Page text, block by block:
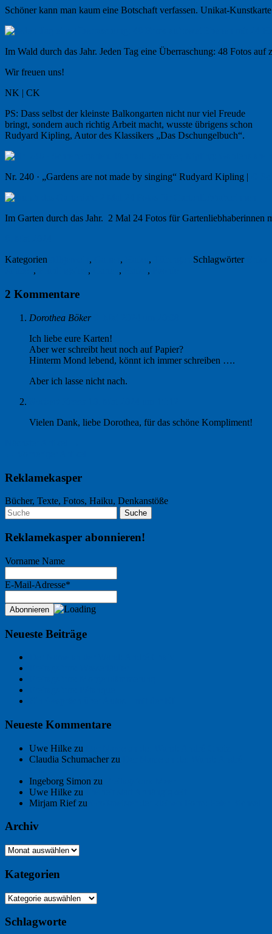
Schöner kann man kaum eine Botschaft verfassen. Unikat-Kunstkarte
Im Wald durch das Jahr. Jeden Tag eine Überraschung: 48 Fotos
Wir freuen uns!
NK | CK
PS: Dass selbst der kleinste Balkongarten nicht nur viel Freude
bringt, sondern auch richtig Arbeit macht, wusste übrigens schon
Rudyard Kipling, Autor des Klassikers „Das Dschungelbuch“.
Nr. 240 · „Gardens are not made by singing“ Rudyard Kipling |
Im Garten durch das Jahr. 2 Mal 24 Fotos für Gartenliebhaberinnen
Kategorien
, , , Schlagwörter
, , , ,
2 Kommentare
Dorothea Böker
Ich liebe eure Karten!
Aber wer schreibt heut noch auf Papier?
Hinterm Mond lebend, könnt ich immer schreiben ….
Aber ich lasse nicht nach.
Vielen Dank, liebe Dorothea, für das schöne Kompliment!
Reklamekasper
Bücher, Texte, Fotos, Haiku, Denkanstöße
Reklamekasper abonnieren!
Vorname Name
E-Mail-Adresse*
Neueste Beiträge
Neueste Kommentare
Uwe Hilke zu
Claudia Schumacherzu
Ingeborg Simon zu
Uwe Hilke zu
Mirjam Riefzu
Archiv
Archiv
Kategorien
Kategorien
Schlagworte